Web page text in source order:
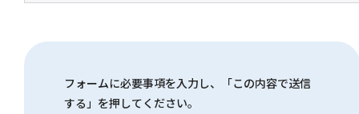
フォームに必要事項を入力し、「この内容で送信
する」を押してください。